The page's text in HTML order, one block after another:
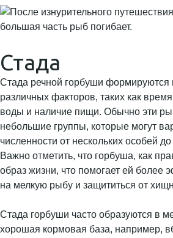
Стада
Стада речной горбуши формируются
различных факторов, таких как
воды и наличие пищи. Обычно эти
небольшие группы, которые могут
численности от нескольких особей
Важно отметить, что горбуша, как
образ жизни, что помогает ей более
на мелкую рыбу и защититься от
Стада горбуши часто образуются в
хорошая кормовая база, например,